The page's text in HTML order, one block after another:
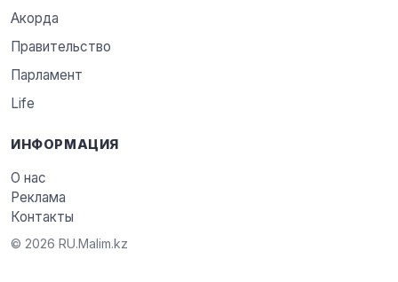
Акорда
Правительство
Парламент
Life
ИНФОРМАЦИЯ
О нас
Реклама
Контакты
© 2026 RU.Malim.kz